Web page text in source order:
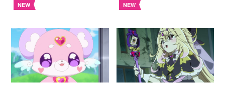
NEW NEW